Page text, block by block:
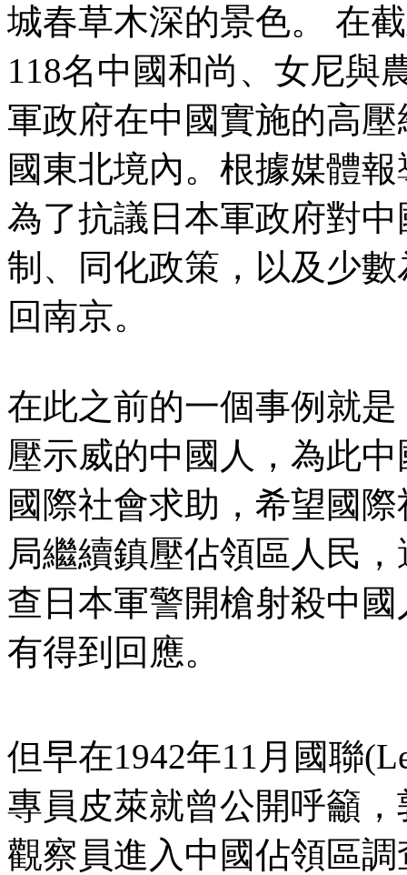
城春草木深的景色。 在
118名中國和尚、女尼與
軍政府在中國實施的高
國東北境內。根據媒體
為了抗議日本軍政府對
制、同化政策，以及少
回南京。
在此之前的一個事例就
壓示威的中國人，為此
國際社會求助，希望國
局繼續鎮壓佔領區人民
查日本軍警開槍射殺中
有得到回應。
但早在1942年11月國聯
專員皮萊就曾公開呼籲
觀察員進入中國佔領區